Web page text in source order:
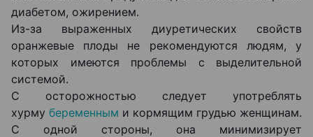
диабетом, ожирением.
Из-за выраженных диуретических свойств
оранжевые плоды не рекомендуются людям, у
которых имеются проблемы с выделительной
системой.
С осторожностью следует употреблять
хурму беременным и кормящим грудью женщинам.
С одной стороны, она минимизирует